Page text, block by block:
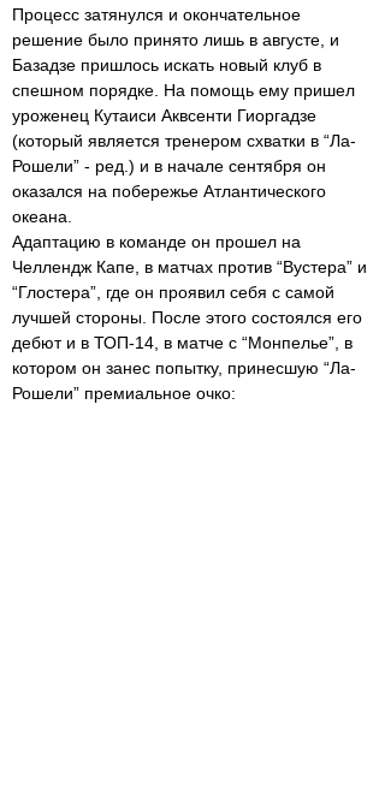
Процесс затянулся и окончательное
решение было принято лишь в августе, и
Базадзе пришлось искать новый клуб в
спешном порядке. На помощь ему пришел
уроженец Кутаиси Аквсенти Гиоргадзе
(который является тренером схватки в “Ла-
Рошели” - ред.) и в начале сентября он
оказался на побережье Атлантического
океана.
Адаптацию в команде он прошел на
Челлендж Капе, в матчах против “Вустера” и
“Глостера”, где он проявил себя с самой
лучшей стороны. После этого состоялся его
дебют и в ТОП-14, в матче с “Монпелье”, в
котором он занес попытку, принесшую “Ла-
Рошели” премиальное очко: